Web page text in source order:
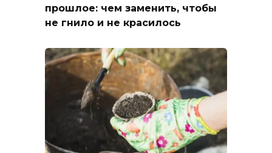
прошлое: чем заменить, чтобы
не гнило и не красилось